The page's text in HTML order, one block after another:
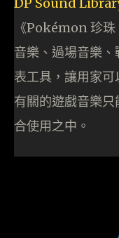
DP Sound
《Pokémon 珍
音樂、過場音樂、
表工具，讓用家可
有關的遊戲音樂
合使用之中。